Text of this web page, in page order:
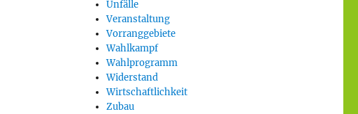
Unfälle
Veranstaltung
Vorranggebiete
Wahlkampf
Wahlprogramm
Widerstand
Wirtschaftlichkeit
Zubau